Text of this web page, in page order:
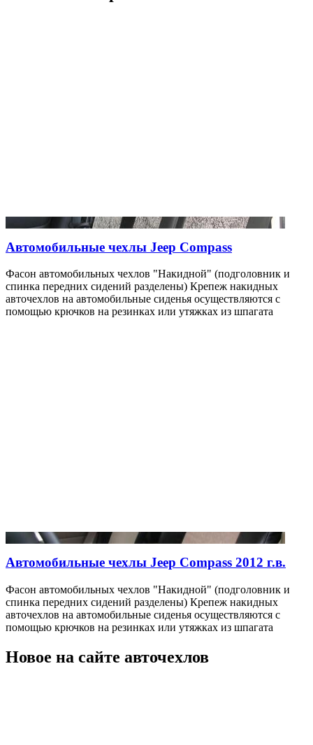
Автомобильные чехлы Jeep Compass
Фасон автомобильных чехлов "Накидной" (подголовник и
спинка передних сидений разделены) Крепеж накидных
авточехлов на автомобильные сиденья осуществляются с
помощью крючков на резинках или утяжках из шпагата
Автомобильные чехлы Jeep Compass 2012 г.в.
Фасон автомобильных чехлов "Накидной" (подголовник и
спинка передних сидений разделены) Крепеж накидных
авточехлов на автомобильные сиденья осуществляются с
помощью крючков на резинках или утяжках из шпагата
Новое на сайте авточехлов